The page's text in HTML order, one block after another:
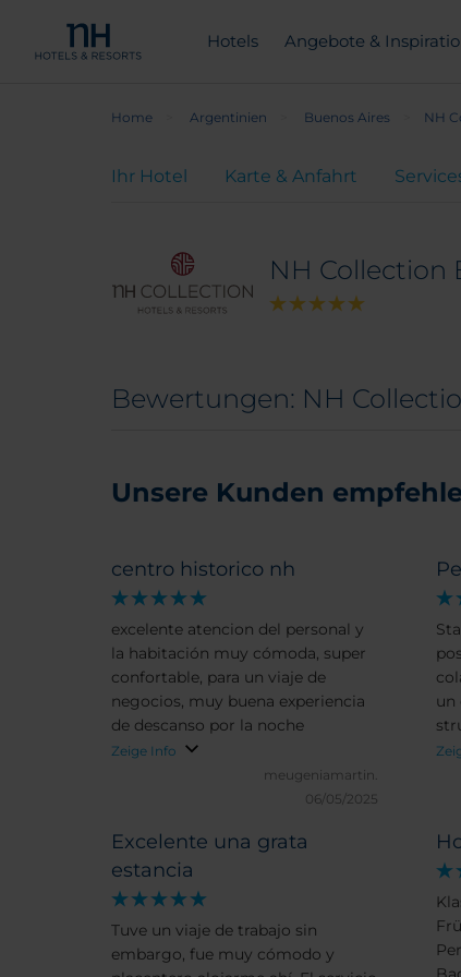
Hotels Angebote &
Home Argentinien Buenos Aires NH
Ihr Hotel Karte & Anfahrt
NH Collection
Bewertungen: NH
Unsere Kunden
centro historico nh
excelente atencion del personal y
la habitación muy cómoda, super
confortable, para un viaje de
negocios, muy buena experiencia
de descanso por la noche
Zeige Info
meugeniamartin.
06/05/2025
un
Excelente una grata
estancia
Tuve un viaje de trabajo sin
embargo, fue muy cómodo y